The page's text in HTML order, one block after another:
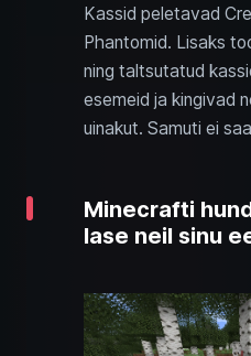
Kassid peletavad
Phantomid. Lisaks
ning taltsutatud
esemeid ja kingivad
uinakut. Samuti ei
Minecrafti
lase neil sinu